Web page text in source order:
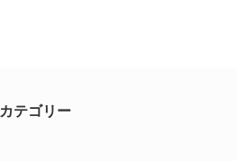
カテゴリー